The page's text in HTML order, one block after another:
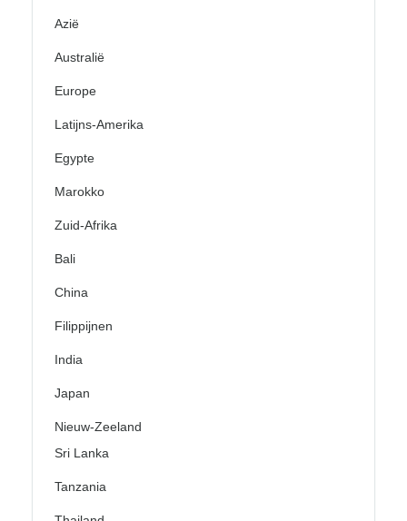
Azië
Australië
Europe
Latijns-Amerika
Egypte
Marokko
Zuid-Afrika
Bali
China
Filippijnen
India
Japan
Nieuw-Zeeland
Sri Lanka
Tanzania